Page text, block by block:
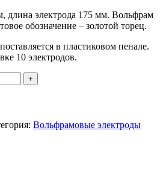
длина электрода 175 мм. Вольфрам
обозначение – золотой торец.
в пластиковом пенале.
10 электродов.
Вольфрамовые электроды